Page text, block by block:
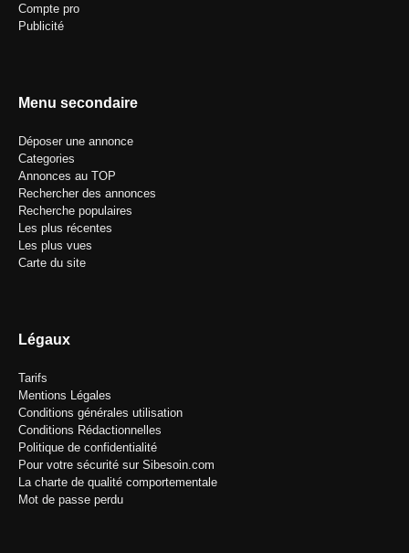
Compte pro
Publicité
Menu secondaire
Déposer une annonce
Categories
Annonces au TOP
Rechercher des annonces
Recherche populaires
Les plus récentes
Les plus vues
Carte du site
Légaux
Tarifs
Mentions Légales
Conditions générales utilisation
Conditions Rédactionnelles
Politique de confidentialité
Pour votre sécurité sur Sibesoin.com
La charte de qualité comportementale
Mot de passe perdu